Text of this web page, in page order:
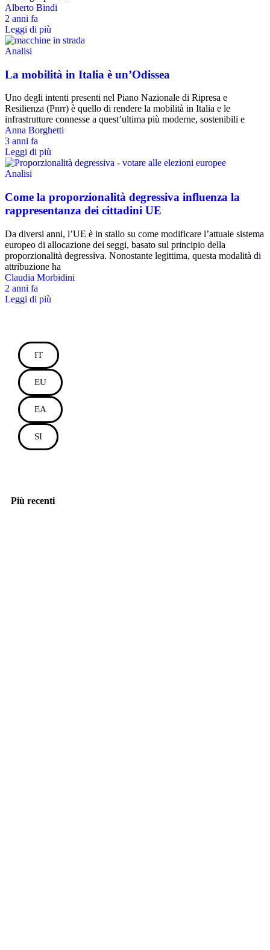
Alberto Bindi
2 anni fa
Leggi di più
Analisi
La mobilità in Italia è un’Odissea
Uno degli intenti presenti nel Piano Nazionale di Ripresa e
Resilienza (Pnrr) è quello di rendere la mobilità in Italia e le
infrastrutture connesse a quest’ultima più moderne, sostenibili e
Anna Borghetti
3 anni fa
Leggi di più
Analisi
Come la proporzionalità degressiva influenza la
rappresentanza dei cittadini UE
Da diversi anni, l’UE è in stallo su come modificare l’attuale sistema
europeo di allocazione dei seggi, basato sul principio della
proporzionalità degressiva. Nonostante legittima, questa modalità di
attribuzione ha
Claudia Morbidini
2 anni fa
Leggi di più
IT
EU
EA
SI
Più recenti